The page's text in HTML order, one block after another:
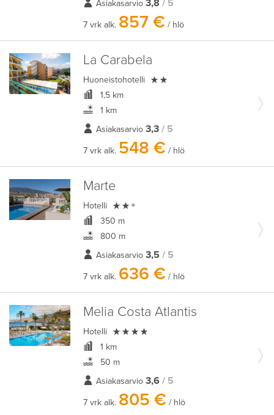
Asiakasarvio 3,8 / 5
7 vrk alk. 857 € / hlö
La Carabela
Huoneistohotelli 
1,5 km
1 km
Asiakasarvio 3,3 / 5
7 vrk alk. 548 € / hlö
Marte
Hotelli  +
350 m
800 m
Asiakasarvio 3,5 / 5
7 vrk alk. 636 € / hlö
Melia Costa Atlantis
Hotelli 
1 km
50 m
Asiakasarvio 3,6 / 5
7 vrk alk. 805 € / hlö